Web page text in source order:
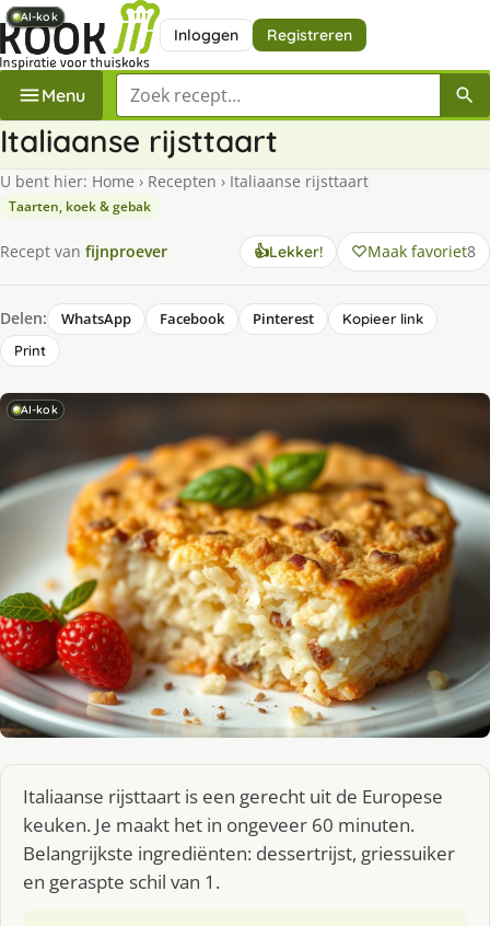
Inloggen Registreren
Menu Zoek een recept
Italiaanse rijsttaart
U bent hier: Home › Recepten › Italiaanse rijsttaart
Taarten, koek & gebak
Recept van fijnproever 👍Lekker! Maak favoriet8
Delen: WhatsApp Facebook Pinterest
Kopieer link
Print
AI-kok
Italiaanse rijsttaart is een gerecht uit de Europese
keuken. Je maakt het in ongeveer 60 minuten.
Belangrijkste ingrediënten: dessertrijst, griessuiker
en geraspte schil van 1.
AI-kok
AI-kok
AI-kok
AI-kok
AI-kok
AI-kok